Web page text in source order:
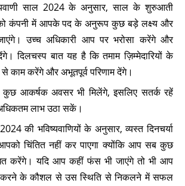
साल 2024 के अनुसार, साल के शुरुआती
कंपनी में आपके पद के अनुरूप कुछ बड़े लक्ष्य और
उच्च अधिकारी आप पर भरोसा करेंगे और
दिलचस्प बात यह है कि तमाम ज़िम्मेदारियों के
काम करेंगे और अभूतपूर्व परिणाम देंगे।
आकर्षक अवसर भी मिलेंगे, इसलिए सतर्क रहें
लाभ उठा सकें।
की भविष्यवाणियों के अनुसार, व्यस्त दिनचर्या
चिंतित नहीं कर पाएगा क्योंकि आप सब कुछ
करेंगे। यदि आप कहीं फंस भी जाएंगे तो भी आप
करने के कौशल से उस स्थिति से निकलने में सफल